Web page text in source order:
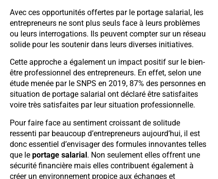
Avec ces opportunités offertes par le portage salarial, les
entrepreneurs ne sont plus seuls face à leurs problèmes
ou leurs interrogations. Ils peuvent compter sur un réseau
solide pour les soutenir dans leurs diverses initiatives.
Cette approche a également un impact positif sur le bien-
être professionnel des entrepreneurs. En effet, selon une
étude menée par le SNPS en 2019, 87% des personnes en
situation de portage salarial ont déclaré être satisfaites
voire très satisfaites par leur situation professionnelle.
Pour faire face au sentiment croissant de solitude
ressenti par beaucoup d’entrepreneurs aujourd’hui, il est
donc essentiel d’envisager des formules innovantes telles
que le portage salarial. Non seulement elles offrent une
sécurité financière mais elles contribuent également à
créer un environnement propice aux échanges et